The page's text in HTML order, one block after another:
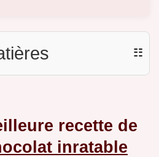
☷
recette de
inratable